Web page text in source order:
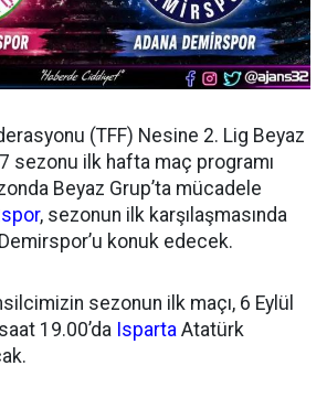
(TFF) Nesine 2. Lig Beyaz
sezonu ilk hafta maç programı
Beyaz Grup’ta mücadele
, sezonun ilk karşılaşmasında
konuk edecek.
sezonun ilk maçı, 6 Eylül
19.00’da Isparta Atatürk